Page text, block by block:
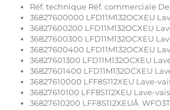
Réf. technique Réf. commerciale
36827600000 LFD11M132OCXEU
36827600200 LFD11M132OCXEU
36827600300 LFD11M132OCXEU
36827600400 LFD11M132OCXEU
36827601300 LFD11M132OCXEU
36827601400 LFD11M132OCXEU
36827610000 LFF8S112XEU Lave-
36827610100 LFF8S112XEU Lave-
36827610200 LFF8S112XEUÂ